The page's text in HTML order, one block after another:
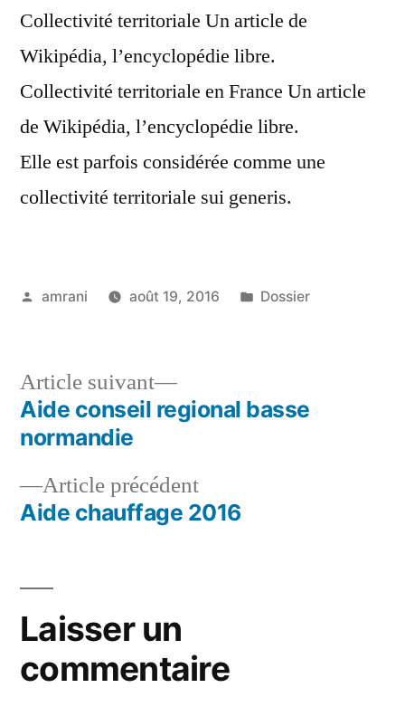
territoriale
Collectivité territoriale Un article de
Wikipédia, l’encyclopédie libre.
Collectivité territoriale en France Un article
de Wikipédia, l’encyclopédie libre.
Elle est parfois considérée comme une
collectivité territoriale sui generis.
Publié
amrani août 19, 2016
Publié
Dossier
Navigation
l’article
Article précédentArticle
précédent :
Aide chauffage 2016
Article suivant
Article
suivant :
Aide conseil regional basse
normandie
Laisser un
commentaire